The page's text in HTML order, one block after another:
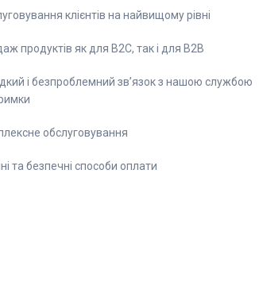
клієнтів на найвищому рівні
продуктів як для B2C, так і для B2B
і безпроблемний зв’язок з нашою службою
обслуговування
та безпечні способи оплати